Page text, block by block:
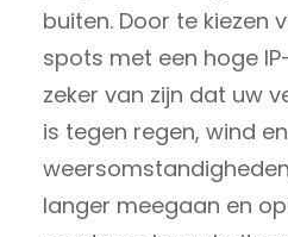
buiten. Door te kiezen
spots met een hoge
zeker van zijn dat uw
is tegen regen, wind
langer meegaan en